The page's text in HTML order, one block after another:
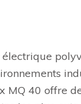
MQ 40 offre